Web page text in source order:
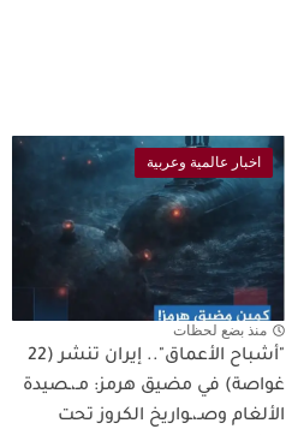
اخبار عالمية وعربية
منذ بضع لحظات
"أشباح الأعماق".. إيران تنشر (22
غواصة) في مضيق هرمز: مـ،ـصيدة
الألغام وصـ،ـواريخ الكروز تحت